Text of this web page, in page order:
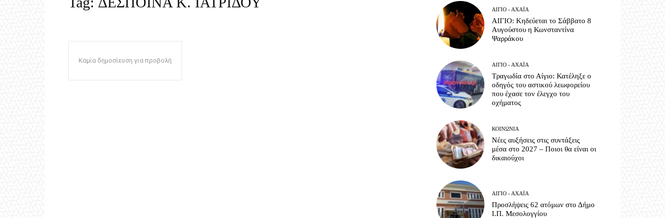
Καμία δημοσίευση για προβολή
ΑΊΓΙΟ - ΑΧΑΪ́Α
ΑΙΓΙΟ: Κηδεύεται το Σάββατο 8
Αυγούστου η Κωνσταντίνα
Ψαρράκου
ΑΊΓΙΟ - ΑΧΑΪ́Α
Τραγωδία στο Αίγιο: Κατέληξε ο
οδηγός του αστικού λεωφορείου
που έχασε τον έλεγχο του
οχήματος
ΚΟΙΝΩΝΊΑ
Νέες αυξήσεις στις συντάξεις
μέσα στο 2027 – Ποιοι θα είναι οι
δικαιούχοι
ΑΊΓΙΟ - ΑΧΑΪ́Α
Προσλήψεις 62 ατόμων στο Δήμο
Ι.Π. Μεσολογγίου